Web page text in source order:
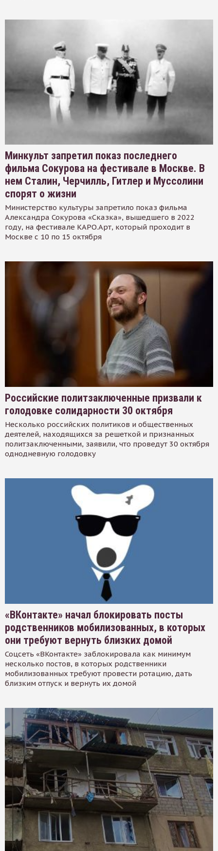
Минкульт запретил показ последнего
фильма Сокурова на фестивале в Москве. В
нем Сталин, Черчилль, Гитлер и Муссолини
спорят о жизни
Министерство культуры запретило показ фильма
Александра Сокурова «Сказка», вышедшего в 2022
году, на фестивале КАРО.Арт, который проходит в
Москве с 10 по 15 октября
Российские политзаключенные призвали к
голодовке солидарности 30 октября
Несколько российских политиков и общественных
деятелей, находящихся за решеткой и признанных
политзаключенными, заявили, что проведут 30 октября
однодневную голодовку
«ВКонтакте» начал блокировать посты
родственников мобилизованных, в которых
они требуют вернуть близких домой
Соцсеть «ВКонтакте» заблокировала как минимум
несколько постов, в которых родственники
мобилизованных требуют провести ротацию, дать
близким отпуск и вернуть их домой